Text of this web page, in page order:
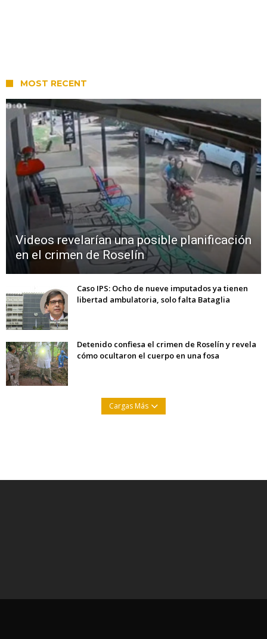
MOST RECENT
Videos revelarían una posible planificación
en el crimen de Roselín
Caso IPS: Ocho de nueve imputados ya tienen
libertad ambulatoria, solo falta Bataglia
Detenido confiesa el crimen de Roselín y revela
cómo ocultaron el cuerpo en una fosa
Cargas Más